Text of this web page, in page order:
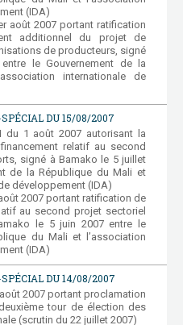
(IDA)
août 2007 portant ratification
additionnel du projet de
de producteurs, signé
le Gouvernement de la
internationale de
DU 15/08/2007
du 1 août 2007 autorisant la
relatif au second
signé à Bamako le 5 juillet
de la République du Mali et
développement (IDA)
2007 portant ratification de
au second projet sectoriel
le 5 juin 2007 entre le
du Mali et l’association
(IDA)
DU 14/08/2007
2007 portant proclamation
tour de élection des
(scrutin du 22 juillet 2007)